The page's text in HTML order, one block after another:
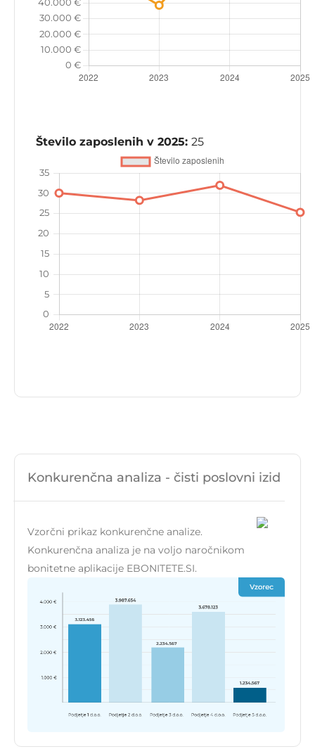
Število zaposlenih v 2025: 25
Konkurenčna analiza - čisti poslovni izid
Vzorčni prikaz konkurenčne analize.
Konkurenčna analiza je na voljo naročnikom
bonitetne aplikacije EBONITETE.SI.